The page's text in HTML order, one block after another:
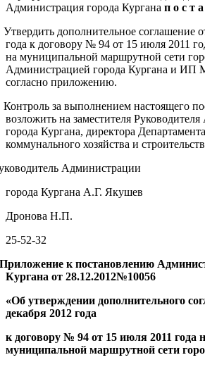
Администрация города Кургана п о с т
Утвердить дополнительное соглашение
года к договору № 94 от 15 июля 2011
на муниципальной маршрутной сети
Администрацией города Кургана и ИП
согласно приложению.
Контроль за выполнением настоящего
возложить на заместителя
города Кургана, директора
коммунального хозяйства и
Администрации
города Кургана А.Г. Якушев
Дронова Н.П.
25-52-32
к постановлению
Кургана от 28.12.2012№10056
«Об утверждении дополнительного
декабря 2012 года
к договору № 94 от 15 июля 2011 года
муниципальной маршрутной сети